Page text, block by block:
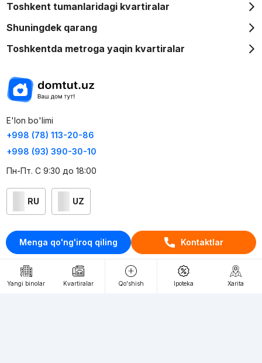
Menga qo'ng'iroq qiling Kontaktlar
Yangi binolar Kvartiralar Qo'shish Ipoteka Xarita
Toshkent tumanlaridagi kvartiralar
Shuningdek qarang
Toshkentda metroga yaqin kvartiralar
E'lon bo'limi
+998 (78) 113-20-86
+998 (93) 390-30-10
Пн-Пт. С 9:30 до 18:00
RU UZ
Kontaktlar
loyiha haqida
Webnow © loyihasi